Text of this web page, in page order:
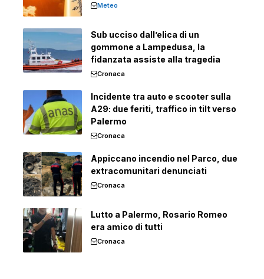
Meteo
Sub ucciso dall’elica di un
gommone a Lampedusa, la
fidanzata assiste alla tragedia
Cronaca
Incidente tra auto e scooter sulla
A29: due feriti, traffico in tilt verso
Palermo
Cronaca
Appiccano incendio nel Parco, due
extracomunitari denunciati
Cronaca
Lutto a Palermo, Rosario Romeo
era amico di tutti
Cronaca